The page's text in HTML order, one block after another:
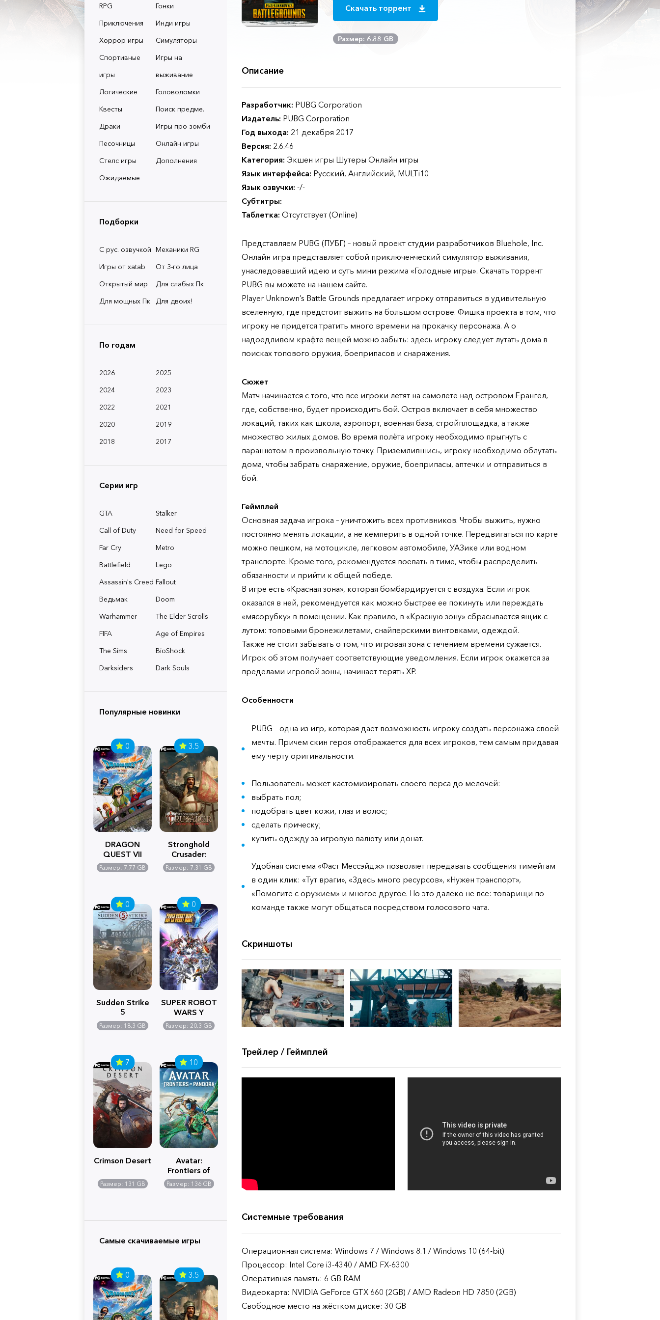
RPG
Гонки
Приключения
Инди игры
Хоррор игры
Симуляторы
Спортивные
игры
Игры на
выживание
Логические
Головоломки
Квесты
Поиск предме.
Драки
Игры про зомби
Песочницы
Онлайн игры
Стелс игры
Дополнения
Ожидаемые
Подборки
С рус. озвучкой Механики RG
Игры от xatab
От 3-го лица
Открытый мир
Для слабых Пк
Для мощных Пк
Для двоих!
По годам
2026
2025
2024
2023
2022
2021
2020
2019
2018
2017
Серии игр
GTA
Stalker
Call of Duty
Need for Speed
Far Cry
Metro
Battlefield
Lego
Assassin's Creed Fallout
Ведьмак
Doom
Warhammer
The Elder Scrolls
FIFA
Age of Empires
The Sims
BioShock
Darksiders
Dark Souls
Популярные новинки
0
DRAGON
QUEST VII
Reimagined
Размер: 7.77 GB
3.5
Stronghold
Crusader:
Definitive
Edition
Размер: 7.31 GB
0
Sudden Strike
5
Размер: 18.3 GB
0
SUPER ROBOT
WARS Y
Размер: 20.3 GB
7
Crimson Desert
Размер: 131 GB
10
Avatar:
Frontiers of
Pandora
Размер: 136 GB
Самые скачиваемые игры
0 3.5
Скачать торрент
Размер: 6.88 GB
Описание
Разработчик: PUBG Corporation
Издатель: PUBG Corporation
Год выхода: 21 декабря 2017
Версия: 2.6.46
Категория: Экшен игры Шутеры Онлайн игры
Язык интерфейса: Русский, Английский, MULTi10
Язык озвучки: -/-
Субтитры:
Таблетка: Отсутствует (Online)
Представляем PUBG (ПУБГ) – новый проект студии разработчиков Bluehole, Inc.
Онлайн игра представляет собой приключенческий симулятор выживания,
унаследовавший идею и суть мини режима «Голодные игры». Скачать торрент
PUBG вы можете на нашем сайте.
Player Unknown’s Battle Grounds предлагает игроку отправиться в удивительную
вселенную, где предстоит выжить на большом острове. Фишка проекта в том, что
игроку не придется тратить много времени на прокачку персонажа. А о
надоедливом крафте вещей можно забыть: здесь игроку следует лутать дома в
поисках топового оружия, боеприпасов и снаряжения.
Сюжет
Матч начинается с того, что все игроки летят на самолете над островом Ерангел,
где, собственно, будет происходить бой. Остров включает в себя множество
локаций, таких как школа, аэропорт, военная база, стройплощадка, а также
множество жилых домов. Во время полёта игроку необходимо прыгнуть с
парашютом в произвольную точку. Приземлившись, игроку необходимо облутать
дома, чтобы забрать снаряжение, оружие, боеприпасы, аптечки и отправиться в
бой.
Геймплей
Основная задача игрока – уничтожить всех противников. Чтобы выжить, нужно
постоянно менять локации, а не кемперить в одной точке. Передвигаться по карте
можно пешком, на мотоцикле, легковом автомобиле, УАЗике или водном
транспорте. Кроме того, рекомендуется воевать в тиме, чтобы распределить
обязанности и прийти к общей победе.
В игре есть «Красная зона», которая бомбардируется с воздуха. Если игрок
оказался в ней, рекомендуется как можно быстрее ее покинуть или переждать
«мясорубку» в помещении. Как правило, в «Красную зону» сбрасывается ящик с
лутом: топовыми бронежилетами, снайперскими винтовками, одеждой.
Также не стоит забывать о том, что игровая зона с течением времени сужается.
Игрок об этом получает соответствующие уведомления. Если игрок окажется за
пределами игровой зоны, начинает терять XP.
Особенности
PUBG – одна из игр, которая дает возможность игроку создать персонажа своей
мечты. Причем скин героя отображается для всех игроков, тем самым придавая
ему черту оригинальности.
Пользователь может кастомизировать своего перса до мелочей:
выбрать пол;
подобрать цвет кожи, глаз и волос;
сделать прическу;
купить одежду за игровую валюту или донат.
Удобная система «Фаст Мессэйдж» позволяет передавать сообщения тимейтам
в один клик: «Тут враги», «Здесь много ресурсов», «Нужен транспорт»,
«Помогите с оружием» и многое другое. Но это далеко не все: товарищи по
команде также могут общаться посредством голосового чата.
Скриншоты
Трейлер / Геймплей
Системные требования
Операционная система: Windows 7 / Windows 8.1 / Windows 10 (64-bit)
Процессор: Intel Core i3-4340 / AMD FX-6300
Оперативная память: 6 GB RAM
Видеокарта: NVIDIA GeForce GTX 660 (2GB) / AMD Radeon HD 7850 (2GB)
Свободное место на жёстком диске: 30 GB